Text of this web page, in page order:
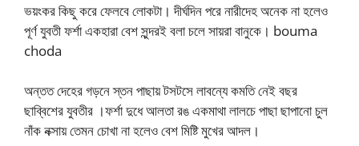
ভয়ংকর কিছু করে ফেলবে লোকটা। দীর্ঘদিন পরে নারীদেহ অনেক না হলেও
পূর্ণ যুবতী ফর্শা একহারা বেশ সুন্দরই বলা চলে সায়রা বানুকে। bouma
choda
অন্তত দেহের গড়নে স্তন পাছায় টসটসে লাবন্যে কমতি নেই বছর
ছাব্বিশের যুবতীর ।ফর্শা দুধে আলতা রঙ একমাথা লালচে পাছা ছাপানো চুল
নাঁক নক্সায় তেমন চোখা না হলেও বেশ মিষ্টি মুখের আদল।